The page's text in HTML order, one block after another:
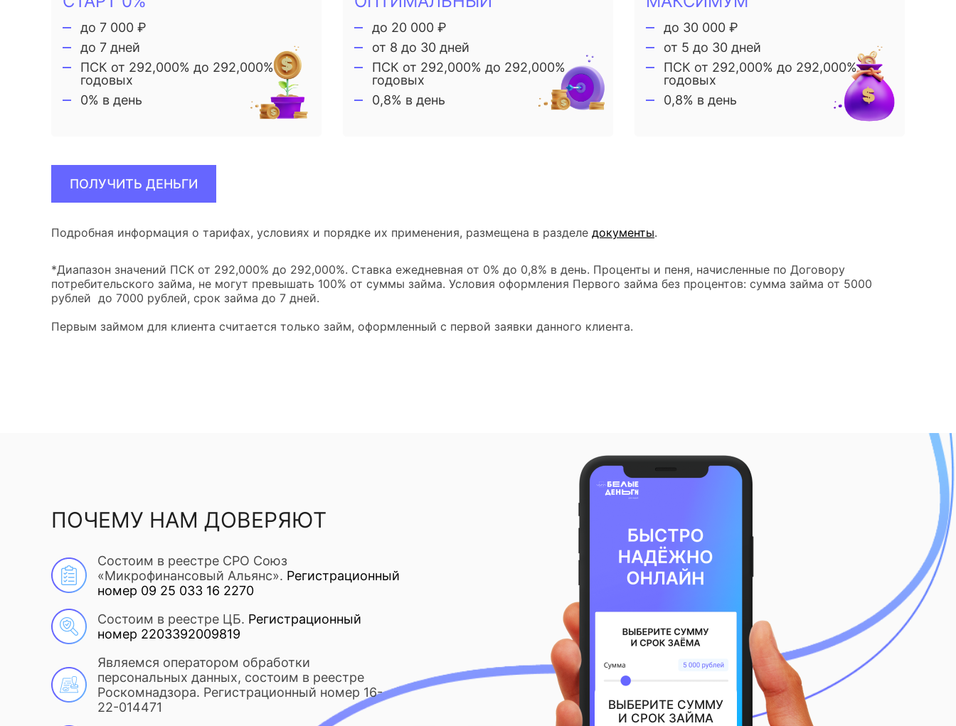
до 7 000 ₽
до 7 дней
ПСК от 292,000% до 292,000%
годовых
0% в день
до 20 000 ₽
от 8 до 30 дней
ПСК от 292,000% до 292,000%
годовых
0,8% в день
до 30 000 ₽
от 5 до 30 дней
ПСК от 292,000% до 292,000%
годовых
0,8% в день
ПОЛУЧИТЬ ДЕНЬГИ
Подробная информация о тарифах, условиях и порядке их применения, размещена в разделе документы.
*Диапазон значений ПСК от 292,000% до 292,000%. Ставка ежедневная от 0% до 0,8% в день. Проценты и пеня, начисленные по Договору
потребительского займа, не могут превышать 100% от суммы займа. Условия оформления Первого займа без процентов: сумма займа от 5000
рублей до 7000 рублей, срок займа до 7 дней.
Первым займом для клиента считается только займ, оформленный с первой заявки данного клиента.
ПОЧЕМУ НАМ ДОВЕРЯЮТ
Состоим в реестре СРО Союз
«Микрофинансовый Альянс». Регистрационный
номер 09 25 033 16 2270
Состоим в реестре ЦБ. Регистрационный
номер 2203392009819
Являемся оператором обработки
персональных данных, состоим в реестре
Роскомнадзора. Регистрационный номер 16-
22-014471
ВЫБЕРИТЕ СУММУ
И СРОК ЗАЙМА